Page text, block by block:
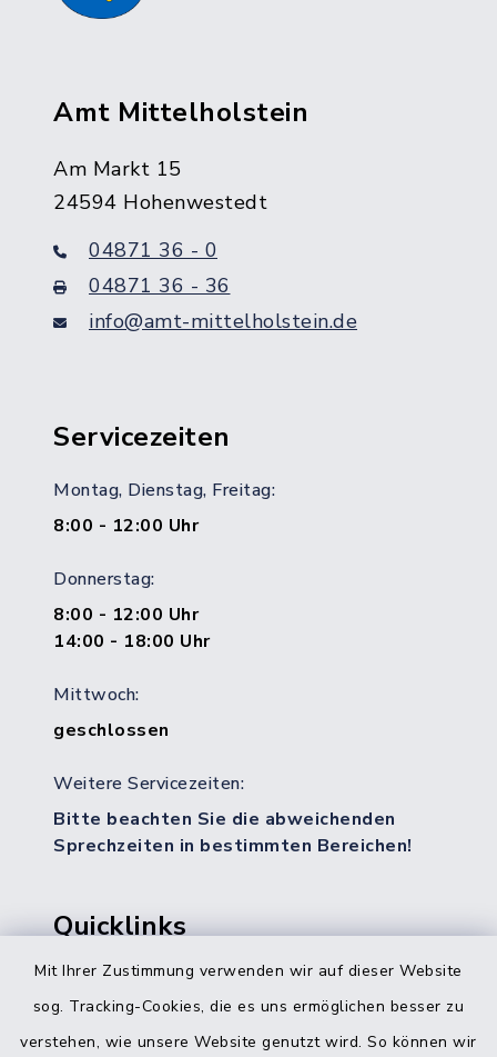
Mit Ihrer Zustimmung verwenden wir auf dieser Website
sog. Tracking-Cookies, die es uns ermöglichen besser zu
verstehen, wie unsere Website genutzt wird. So können wir
Amt Mittelholstein
Am Markt 15
24594 Hohenwestedt
04871 36 - 0
04871 36 - 36
info@amt-mittelholstein.de
Servicezeiten
Montag, Dienstag, Freitag:
8:00 - 12:00 Uhr
Donnerstag:
8:00 - 12:00 Uhr
14:00 - 18:00 Uhr
Mittwoch:
geschlossen
Weitere Servicezeiten:
Bitte beachten Sie die abweichenden
Sprechzeiten in bestimmten Bereichen!
Quicklinks
Bürgerbüro Hohenwestedt